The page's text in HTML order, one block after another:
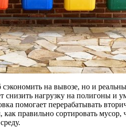
на вывозе, но и
снизить нагрузку на полигоны и
помогает перерабатывать
правильно сортировать